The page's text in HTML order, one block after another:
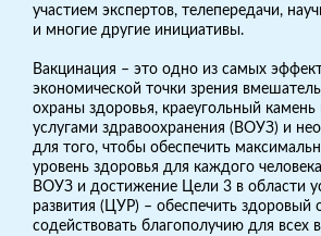
участием экспертов, телепередачи,
и многие другие инициативы.
Вакцинация – это одно из самых
экономической точки зрения
охраны здоровья, краеугольный камень
услугами здравоохранения (ВОУЗ) и
для того, чтобы обеспечить
уровень здоровья для каждого
ВОУЗ и достижение Цели 3 в области
развития (ЦУР) – обеспечить здоровый
содействовать благополучию для всех